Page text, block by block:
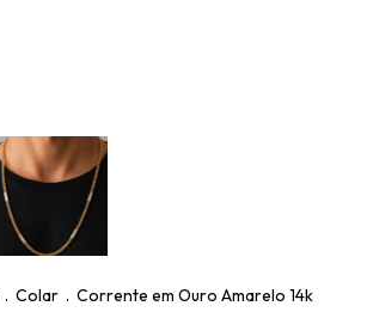
. Colar . Corrente em Ouro Amarelo 14k